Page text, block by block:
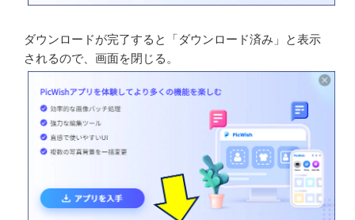
ダウンロードが完了すると「ダウンロード済み」と表示
されるので、画面を閉じる。